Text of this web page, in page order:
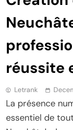
réussite
Letrank
La présence
essentiel de